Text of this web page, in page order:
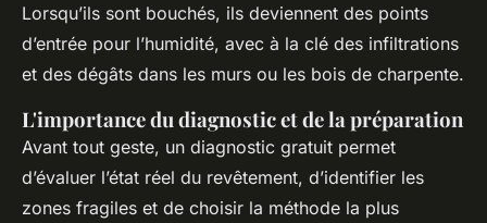
Lorsqu’ils sont bouchés, ils deviennent des points
d’entrée pour l’humidité, avec à la clé des infiltrations
et des dégâts dans les murs ou les bois de charpente.
L'importance du diagnostic et de la préparation
Avant tout geste, un diagnostic gratuit permet
d’évaluer l’état réel du revêtement, d’identifier les
zones fragiles et de choisir la méthode la plus